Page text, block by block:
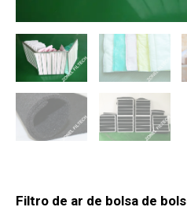
Filtro de ar de bolsa de